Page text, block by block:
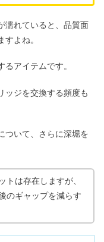
濡れていると、品質面
よね。
アイテムです。
ッジを交換する頻度も
ついて、さらに深堀を
トは存在しますが、
のギャップを減らす